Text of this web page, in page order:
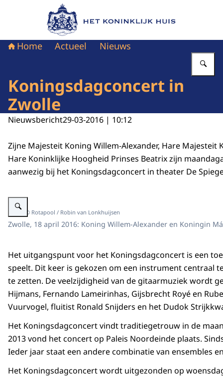
Naar de homepage van Het Koninklijk Huis
Home Actueel Nieuws
Koningsdagconcert in
Zwolle
Nieuwsbericht29-03-2016 | 10:12
Zijne Majesteit Koning Willem-Alexander, Hare Majesteit
Hare Koninklijke Hoogheid Prinses Beatrix zijn
aanwezig bij het Koningsdagconcert in theater De
Vergroot afbeelding ""
Beeld: © Rotapool / Robin van Lonkhuijsen
Zwolle, 18 april 2016: Koning Willem-Alexander en Koningin
Het uitgangspunt voor het Koningsdagconcert is een
speelt. Dit keer is gekozen om een instrument centraal
te zetten. De veelzijdigheid van de gitaarmuziek wordt
Hijmans, Fernando Lameirinhas, Gijsbrecht Royé en
Vuurvogel, fluitist Ronald Snijders en het Dudok
Het Koningsdagconcert vindt traditiegetrouw in de
2013 vond het concert op Paleis Noordeinde plaats.
Ieder jaar staat een andere combinatie van ensembles
Het Koningsdagconcert wordt uitgezonden op